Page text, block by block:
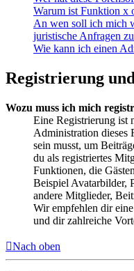
Warum ist Funktion x
An wen soll ich mich
juristische Anfragen
Wie kann ich einen
Registrierung
Wozu muss ich mich
Eine Registrierung ist
Administration dieses
sein musst, um
du als registriertes
Funktionen, die
Beispiel Avatarbilder,
andere Mitglieder,
Wir empfehlen dir
und dir zahlreiche
Nach oben